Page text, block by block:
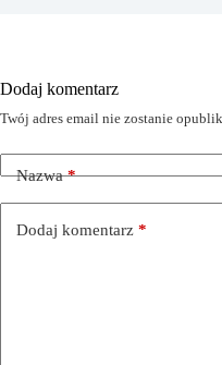
Dodaj komentarz
Twój adres email nie zostanie
Nazwa*
Dodaj komentarz *